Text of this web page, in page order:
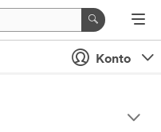
Konto